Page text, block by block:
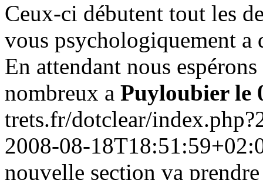
Ceux-ci débutent tout les
vous psychologiquement
En attendant nous
nombreux a Puyloubier le
trets.fr/dotclear/
2008-08-
nouvelle section va